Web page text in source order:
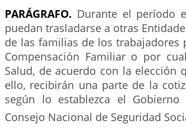
PARÁGRAFO. Durante el período
puedan trasladarse a otras
de las familias de los trabajadores
Compensación Familiar o por
Salud, de acuerdo con la elección
ello, recibirán una parte de la
según lo establezca el
Consejo Nacional de Seguridad